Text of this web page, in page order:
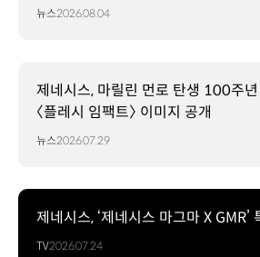
뉴스2026.08.04
제네시스, 마릴린 먼로 탄생 100주
〈플레시 임팩트〉 이미지 공개
뉴스2026.07.29
제네시스, ‘제네시스 마그마 X GMR’
TV2026.07.24